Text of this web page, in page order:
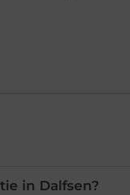
in Dalfsen?